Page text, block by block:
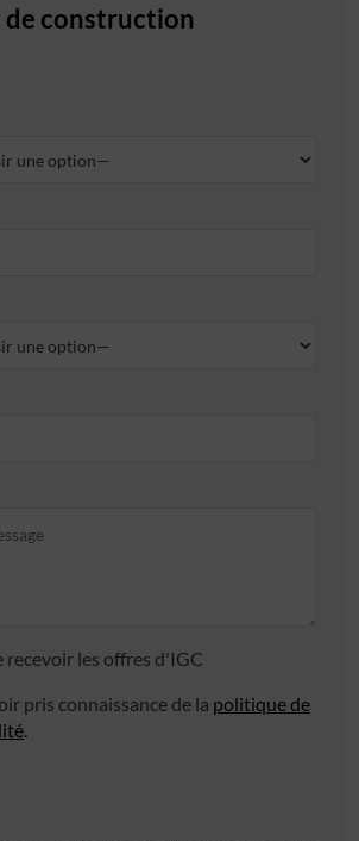
construction
recevoir les offres d'IGC
pris connaissance de la politique de
.